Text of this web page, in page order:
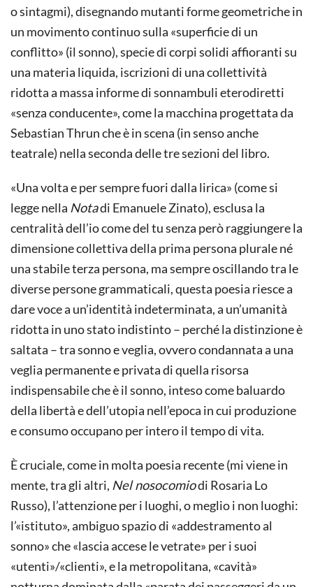
o sintagmi), disegnando mutanti forme geometriche in
un movimento continuo sulla «superficie di un
conflitto» (il sonno), specie di corpi solidi affioranti su
una materia liquida, iscrizioni di una collettività
ridotta a massa informe di sonnambuli eterodiretti
«senza conducente», come la macchina progettata da
Sebastian Thrun che è in scena (in senso anche
teatrale) nella seconda delle tre sezioni del libro.
«Una volta e per sempre fuori dalla lirica» (come si
legge nella Notadi Emanuele Zinato), esclusa la
centralità dell’io come del tu senza però raggiungere la
dimensione collettiva della prima persona plurale né
una stabile terza persona, ma sempre oscillando tra le
diverse persone grammaticali, questa poesia riesce a
dare voce a un’identità indeterminata, a un’umanità
ridotta in uno stato indistinto – perché la distinzione è
saltata – tra sonno e veglia, ovvero condannata a una
veglia permanente e privata di quella risorsa
indispensabile che è il sonno, inteso come baluardo
della libertà e dell’utopia nell’epoca in cui produzione
e consumo occupano per intero il tempo di vita.
È cruciale, come in molta poesia recente (mi viene in
mente, tra gli altri, Nel nosocomiodi Rosaria Lo
Russo), l’attenzione per i luoghi, o meglio i non luoghi:
l’«istituto», ambiguo spazio di «addestramento al
sonno» che «lascia accese le vetrate» per i suoi
«utenti»/«clienti», e la metropolitana, «cavità»